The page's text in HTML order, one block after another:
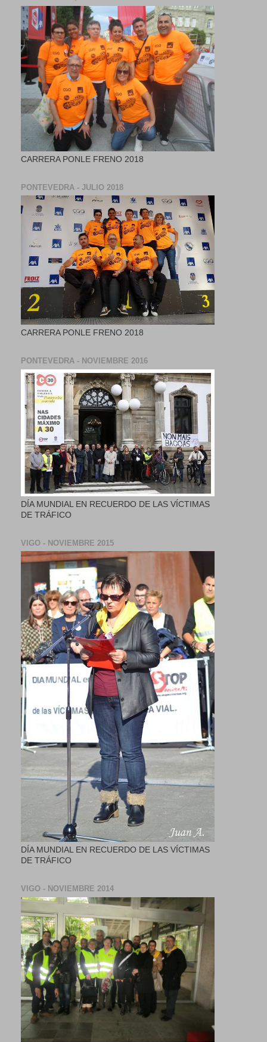
CARRERA PONLE FRENO 2018
PONTEVEDRA - JULIO 2018
CARRERA PONLE FRENO 2018
PONTEVEDRA - NOVIEMBRE 2016
DÍA MUNDIAL EN RECUERDO DE LAS VÍCTIMAS
DE TRÁFICO
VIGO - NOVIEMBRE 2015
DÍA MUNDIAL EN RECUERDO DE LAS VÍCTIMAS
DE TRÁFICO
VIGO - NOVIEMBRE 2014